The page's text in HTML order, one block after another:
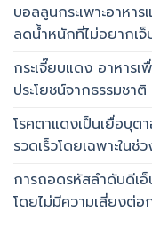
บอลลูนกระเพาะอาหา
ลดน้ำหนักที่ไม่อยากเ
กระเจี๊ยบแดง อาหาร
ประโยชน์จากธรรมชาติ
โรคตาแดงเป็นเยื่อบุต
รวดเร็วโดยเฉพาะในช่
การถอดรหัสลำดับดีเอ็
โดยไม่มีความเสี่ยงต่อ